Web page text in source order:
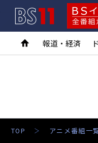
BSイレブン
報道・経済
TOP アニメ番組一